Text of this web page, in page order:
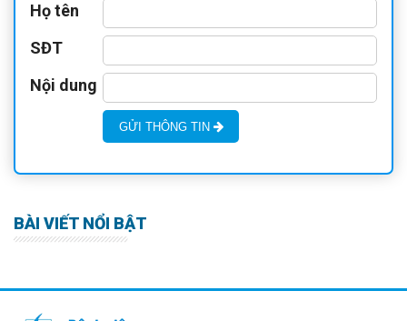
Họ tên
SĐT
Nội dung
GỬI THÔNG TIN
BÀI VIẾT NỔI BẬT